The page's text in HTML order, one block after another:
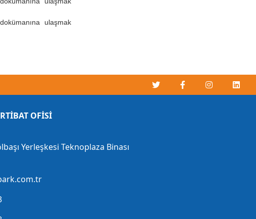
dokümanına ulaşmak
OFİSİ
Yerleşkesi Teknoplaza Binası